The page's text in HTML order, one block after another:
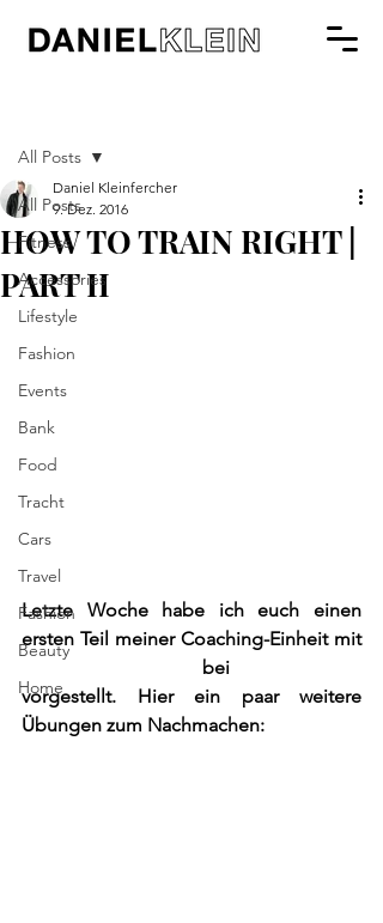
All Posts
Fitness
Accessories
Lifestyle
Fashion
Events
Bank
Food
Tracht
Cars
Travel
Fashion
Beauty
Home
All Posts
HOW TO TRAIN RIGHT |
PART II
Daniel Kleinfercher
9. Dez. 2016
Letzte Woche habe ich euch einen
ersten Teil meiner Coaching-Einheit mit
Christoph Pacher
bei
vorgestellt. Hier ein paar weitere
Übungen zum Nachmachen: